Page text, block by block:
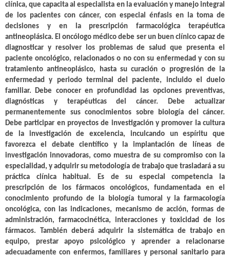
clínica, que capacita al especialista en la evaluación y manejo integral
de los pacientes con cáncer, con especial énfasis en la toma de
decisiones y en la prescripción farmacológica terapéutica
antineoplásica. El oncólogo médico debe ser un buen clínico capaz de
diagnosticar y resolver los problemas de salud que presenta el
paciente oncológico, relacionados o no con su enfermedad y con su
tratamiento antineoplásico, hasta su curación o progresión de la
enfermedad y periodo terminal del paciente, incluido el duelo
familiar. Debe conocer en profundidad las opciones preventivas,
diagnósticas y terapéuticas del cáncer. Debe actualizar
permanentemente sus conocimientos sobre biología del cáncer.
Debe participar en proyectos de investigación y promover la cultura
de la investigación de excelencia, inculcando un espíritu que
favorezca el debate científico y la implantación de líneas de
investigación innovadoras, como muestra de su compromiso con la
especialidad, y adquirir su metodología de trabajo que trasladará a su
práctica clínica habitual. Es de su especial competencia la
prescripción de los fármacos oncológicos, fundamentada en el
conocimiento profundo de la biología tumoral y la farmacología
oncológica, con las indicaciones, mecanismo de acción, formas de
administración, farmacocinética, interacciones y toxicidad de los
fármacos. También deberá adquirir la sistemática de trabajo en
equipo, prestar apoyo psicológico y aprender a relacionarse
adecuadamente con enfermos, familiares y personal sanitario para